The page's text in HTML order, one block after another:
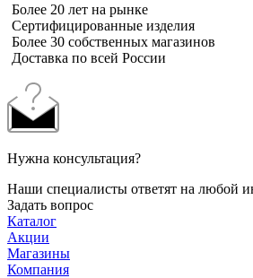
Более 20 лет на рынке
Сертифицированные изделия
Более 30 собственных магазинов
Доставка по всей России
Нужна консультация?
Наши специалисты ответят на любой
Задать вопрос
Каталог
Акции
Магазины
Компания